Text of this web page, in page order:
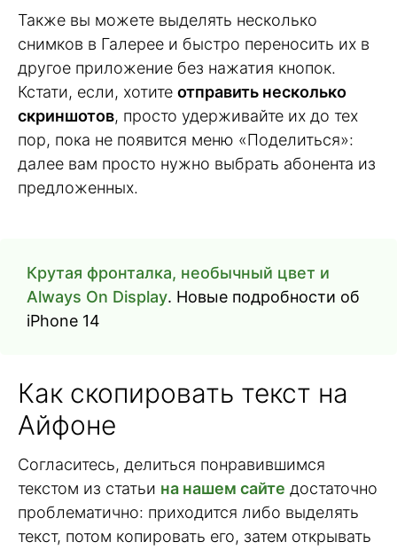
Также вы можете выделять несколько
снимков в Галерее и быстро переносить их в
другое приложение без нажатия кнопок.
Кстати, если, хотите отправить несколько
скриншотов, просто удерживайте их до тех
пор, пока не появится меню «Поделиться»:
далее вам просто нужно выбрать абонента из
предложенных.
Крутая фронталка, необычный цвет и
Always On Display. Новые подробности об
iPhone 14
Как скопировать текст на
Айфоне
Согласитесь, делиться понравившимся
текстом из статьи на нашем сайте достаточно
проблематично: приходится либо выделять
текст, потом копировать его, затем открывать